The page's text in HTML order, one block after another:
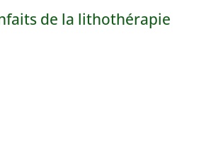
de la lithothérapie